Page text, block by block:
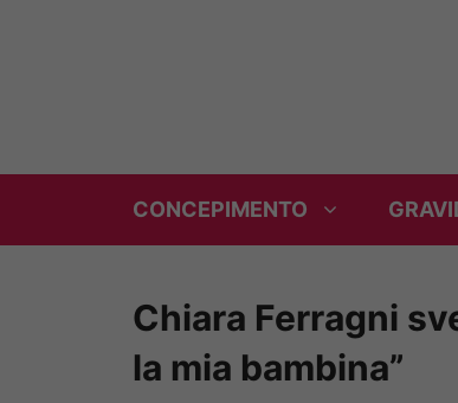
CONCEPIMENTO
Chiara Ferragni
la mia bambina”